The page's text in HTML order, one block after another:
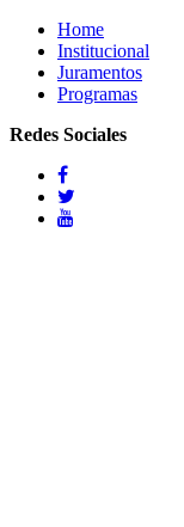
Home
Institucional
Juramentos
Programas
Redes Sociales